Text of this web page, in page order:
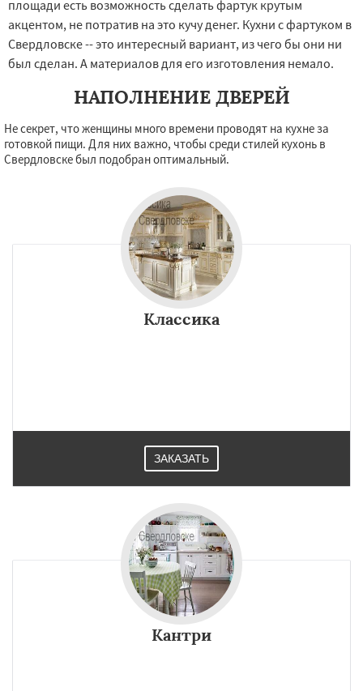
площади есть возможность сделать фартук крутым
акцентом, не потратив на это кучу денег. Кухни с фартуком в
Свердловске -- это интересный вариант, из чего бы они ни
был сделан. А материалов для его изготовления немало.
НАПОЛНЕНИЕ ДВЕРЕЙ
Не секрет, что женщины много времени проводят на кухне за
готовкой пищи. Для них важно, чтобы среди стилей кухонь в
Свердловске был подобран оптимальный.
Классика
ЗАКАЗАТЬ
Кантри